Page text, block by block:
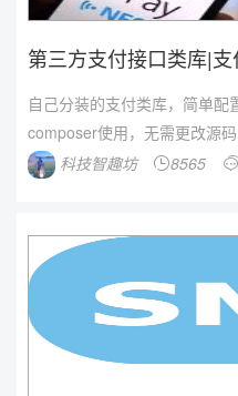
第三方支付接口类库|
自己分装的支付类库，简单配
composer使用，无需更改源
科技智趣坊
8565